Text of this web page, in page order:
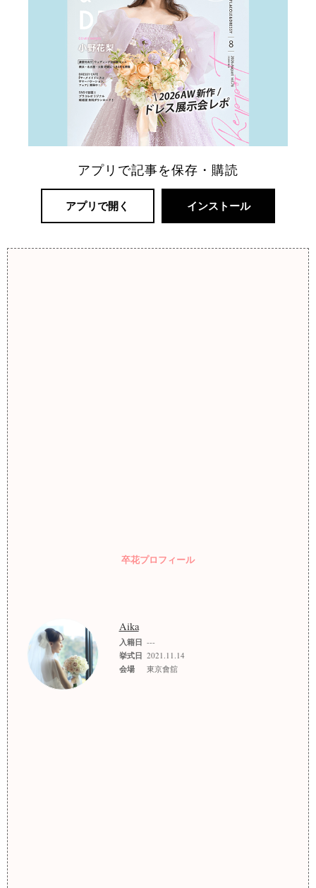
アプリで記事を保存・購読
アプリで開く インストール
卒花プロフィール
Aika
入籍日 ---
挙式日 2021.11.14
会場 東京會舘